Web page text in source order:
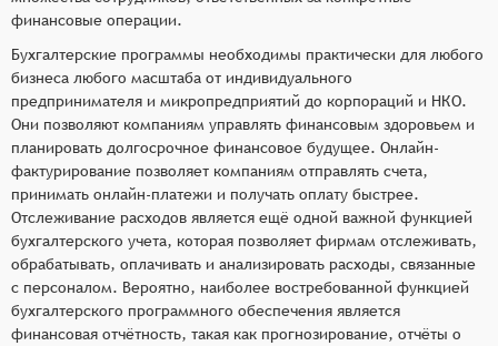
финансовые операции.
Бухгалтерские программы необходимы практически для любого
бизнеса любого масштаба от индивидуального
предпринимателя и микропредприятий до корпораций и НКО.
Они позволяют компаниям управлять финансовым здоровьем и
планировать долгосрочное финансовое будущее. Онлайн-
фактурирование позволяет компаниям отправлять счета,
принимать онлайн-платежи и получать оплату быстрее.
Отслеживание расходов является ещё одной важной функцией
бухгалтерского учета, которая позволяет фирмам отслеживать,
обрабатывать, оплачивать и анализировать расходы, связанные
с персоналом. Вероятно, наиболее востребованной функцией
бухгалтерского программного обеспечения является
финансовая отчётность, такая как прогнозирование, отчёты о